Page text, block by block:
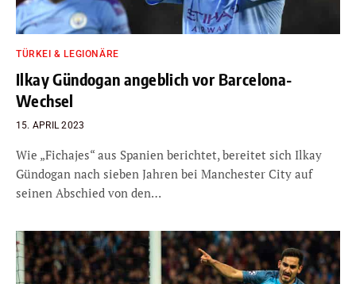
TÜRKEI & LEGIONÄRE
Ilkay Gündogan angeblich vor Barcelona-
Wechsel
15. APRIL 2023
Wie „Fichajes“ aus Spanien berichtet, bereitet sich Ilkay
Gündogan nach sieben Jahren bei Manchester City auf
seinen Abschied von den…